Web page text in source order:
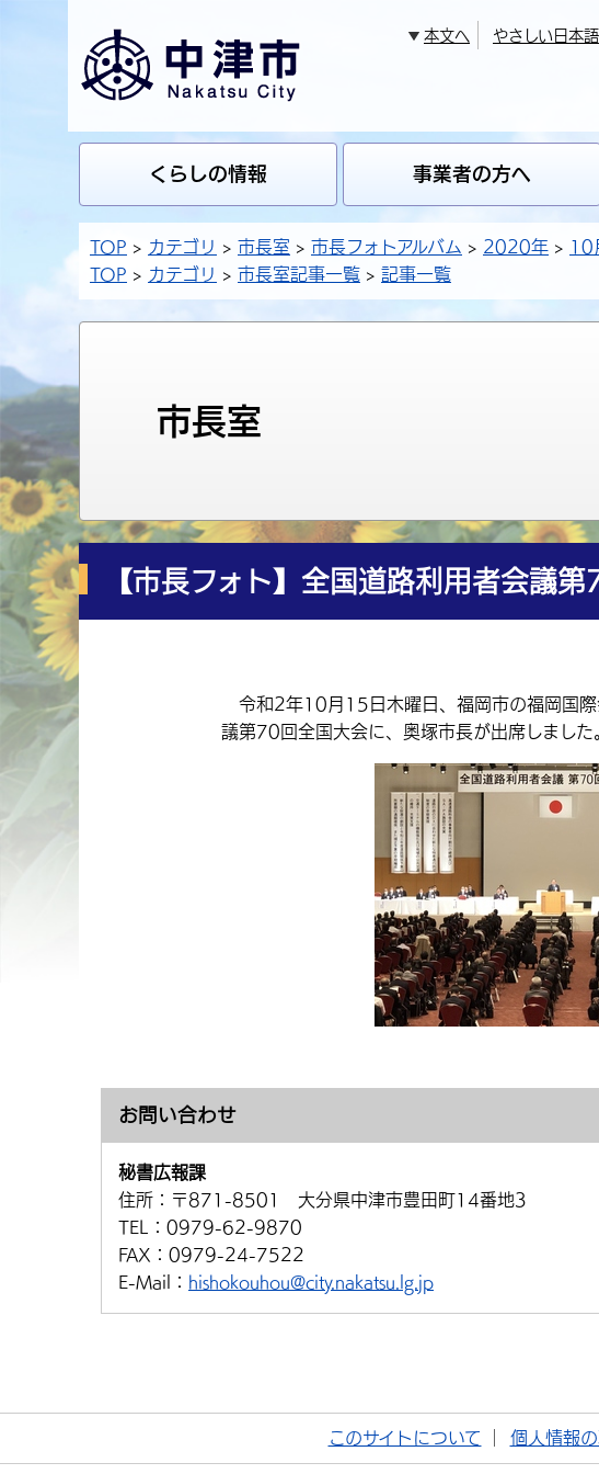
本文へ やさしい日本語
くらしの情報 事業者の方へ
TOP カテゴリ 市長室 市長フォトアルバム 2020年
10
TOP
カテゴリ 市長室記事一覧 記事一覧
市長室
【市長フォト】全国道路利用者会議
令和2年10月15日木曜日、福岡市の福岡国際
議第70回全国大会に、奥塚市長が出席しました
お問い合わせ
秘書広報課
住所： 〒871-8501 大分県中津市豊田町14番地3
TEL： 0979-62-9870
FAX： 0979-24-7522
E-Mail： hishokouhou@city.nakatsu.lg.jp
このサイトについて 個人情報